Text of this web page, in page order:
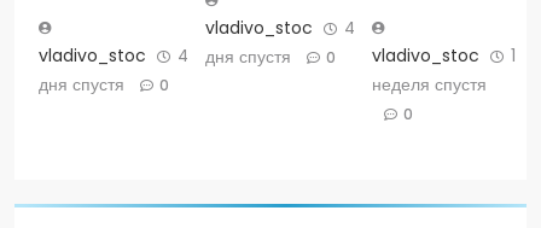
vladivo_stoc
4
дня спустя
0
vladivo_stoc
4
дня спустя
0 vladivo_stoc
1
неделя спустя
0